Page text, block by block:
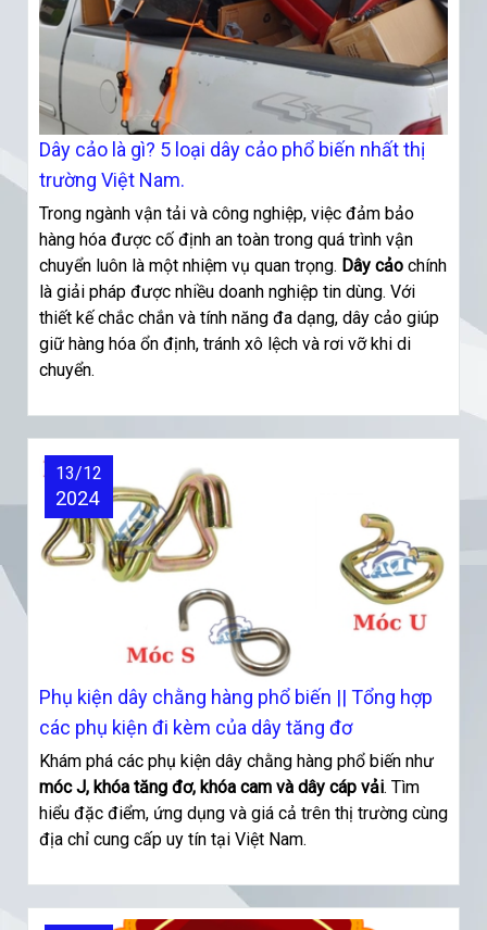
Dây cảo là gì? 5 loại dây cảo phổ biến nhất thị
trường Việt Nam.
Trong ngành vận tải và công nghiệp, việc đảm bảo
hàng hóa được cố định an toàn trong quá trình vận
chuyển luôn là một nhiệm vụ quan trọng. Dây cảo chính
là giải pháp được nhiều doanh nghiệp tin dùng. Với
thiết kế chắc chắn và tính năng đa dạng, dây cảo giúp
giữ hàng hóa ổn định, tránh xô lệch và rơi vỡ khi di
chuyển.
Phụ kiện dây chằng hàng phổ biến || Tổng hợp
các phụ kiện đi kèm của dây tăng đơ
13/12
2024
Khám phá các phụ kiện dây chằng hàng phổ biến như
móc J, khóa tăng đơ, khóa cam và dây cáp vải. Tìm
hiểu đặc điểm, ứng dụng và giá cả trên thị trường cùng
địa chỉ cung cấp uy tín tại Việt Nam.